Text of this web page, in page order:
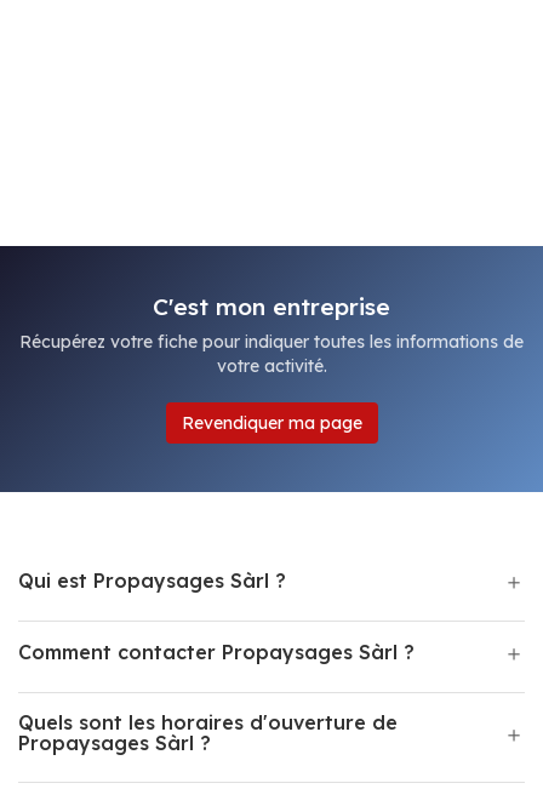
C'est mon entreprise
Récupérez votre fiche pour indiquer toutes les informations de
votre activité.
Revendiquer ma page
Qui est Propaysages Sàrl ?
Comment contacter Propaysages Sàrl ?
Quels sont les horaires d'ouverture de
Propaysages Sàrl ?